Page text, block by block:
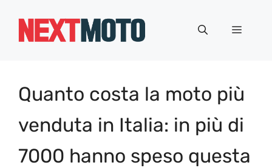
Menu
Quanto costa la moto più
venduta in Italia: in più di
7000 hanno speso questa